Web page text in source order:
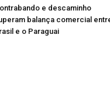
e descaminho
balança comercial
e o Paraguai